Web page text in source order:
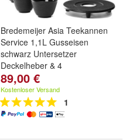
Bredemeijer Asia Teekannen
Service 1,1L Gusseisen
schwarz Untersetzer
Deckelheber & 4
89,00 €
Kostenloser Versand
1